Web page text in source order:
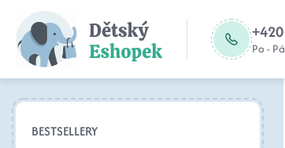
Po -
BESTSELLERY